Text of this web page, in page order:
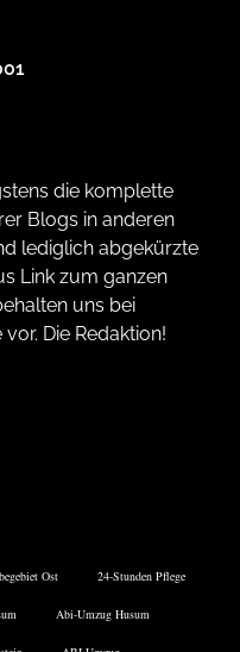
die komplette
Blogs in anderen
lediglich abgekürzte
Link zum ganzen
uns bei
Die Redaktion!
Ost 24-Stunden Pflege
Abi-Umzug Husum